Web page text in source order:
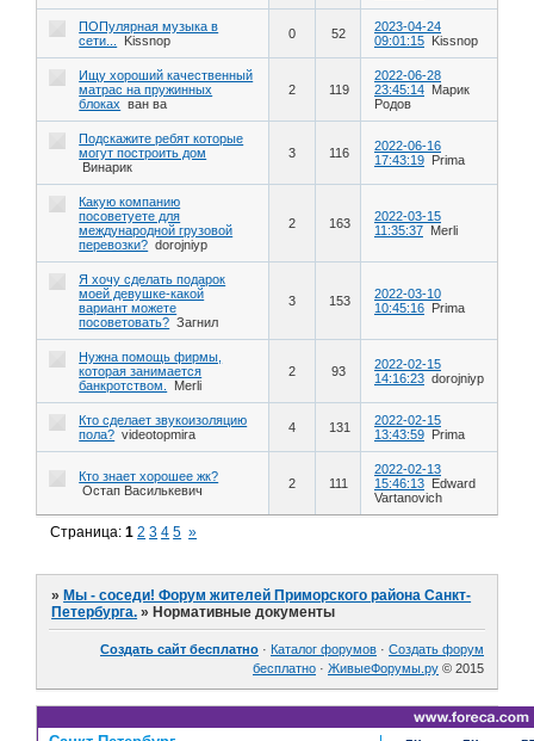
ПОПулярная музыка в
сети...
Kissnop 0 52
2023-04-24
09:01:15 Kissnop
Ищу хороший качественный
матрас на пружинных
блоках
ван ва
2 119
2022-06-28
23:45:14 Марик
Родов
Подскажите ребят которые
могут построить дом
Винарик
3 116
2022-06-16
17:43:19 Prima
Какую компанию
посоветуете для
международной грузовой
перевозки? dorojniyp
2 163
2022-03-15
11:35:37 Merli
Я хочу сделать подарок
моей девушке-какой
вариант можете
посоветовать? Загнил
3 153
2022-03-10
10:45:16 Prima
Нужна помощь фирмы,
которая занимается
банкротством.
Merli
2 93
2022-02-15
14:16:23 dorojniyp
Кто сделает звукоизоляцию
пола? videotopmira 4 131
2022-02-15
13:43:59 Prima
Кто знает хорошее жк?
Остап Василькевич
2 111
2022-02-13
15:46:13 Edward
Vartanovich
Страница:1 2 3 4 5 »
»Мы - соседи! Форум жителей Приморского района Санкт-
Петербурга. »Нормативные документы
Создать сайт бесплатно · Каталог форумов · Создать форум
бесплатно · ЖивыеФорумы.ру © 2015